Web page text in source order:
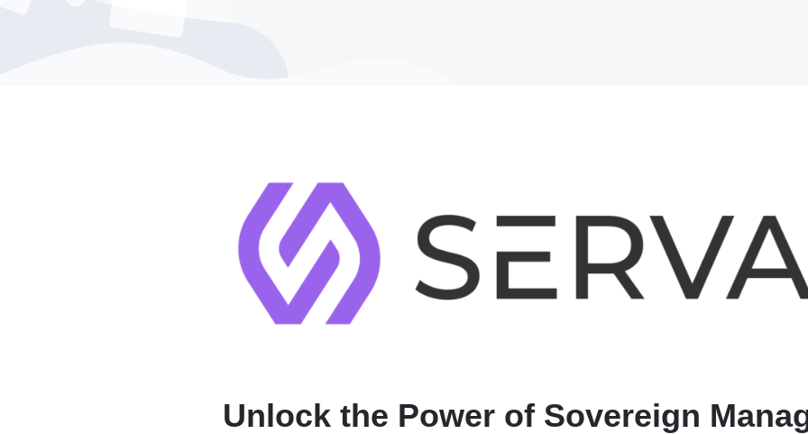
Unlock the Power of Sovereign